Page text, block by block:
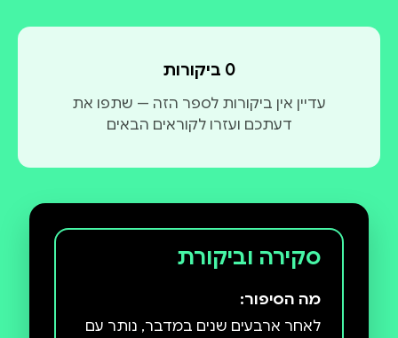
0 ביקורות
עדיין אין ביקורות לספר הזה — שתפו את
דעתכם ועזרו לקוראים הבאים
סקירה וביקורת
מה הסיפור:
לאחר ארבעים שנים במדבר, נותר עם